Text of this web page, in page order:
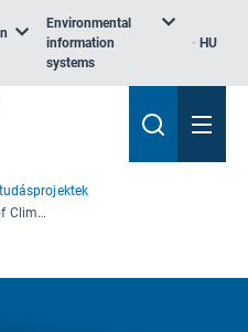
Environmental
information
systems
HU
CO-designing the Assessment of Climate CHange costs